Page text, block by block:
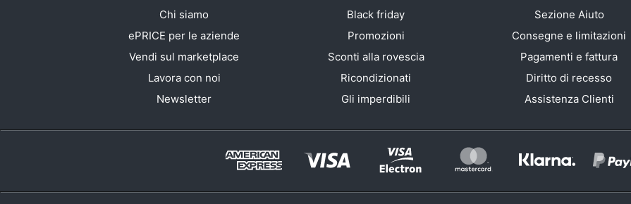
Chi siamo
ePRICE per le aziende
Vendi sul marketplace
Lavora con noi
Newsletter
Black friday
Promozioni
Sconti alla rovescia
Ricondizionati
Gli imperdibili
Sezione Aiuto
Consegne e limitazioni
Pagamenti e fattura
Diritto di recesso
Assistenza Clienti